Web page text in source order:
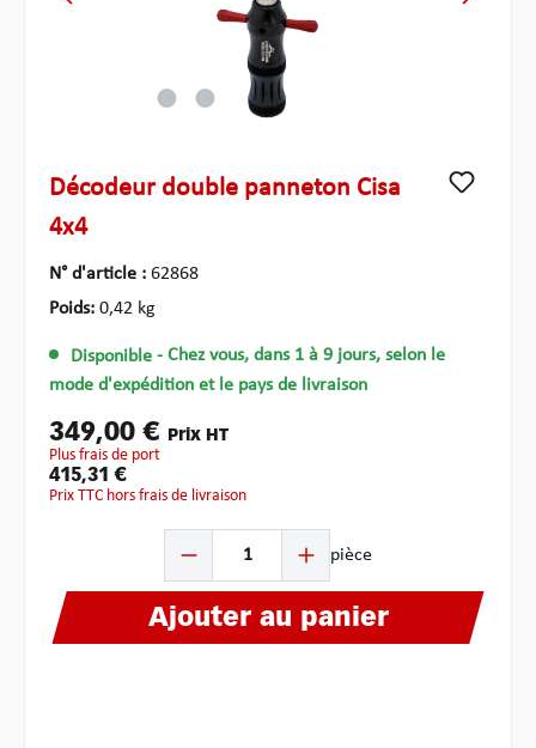
Décodeur double panneton Cisa
4x4
N° d'article : 62868
Poids: 0,42 kg
Disponible - Chez vous, dans 1 à 9 jours, selon le
mode d'expédition et le pays de livraison
349,00 € Prix HT
plus frais de port
415,31 €
Prix TTC hors frais de livraison
pièce
Ajouter au panier